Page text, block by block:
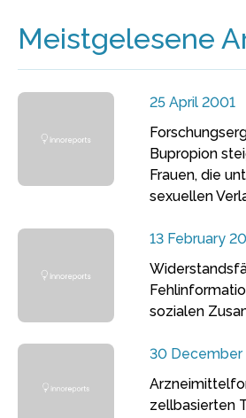
Meistgelesene
25 April 2001
Bupropion
Frauen, die
sexuellen
13 February
sozialen
30 December
zellbasierten